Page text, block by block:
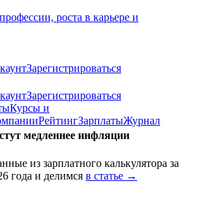
роста в карьере и
Зарегистрироваться
Зарегистрироваться
Курсы и
РейтингЗарплатыЖурнал
медленнее инфляции
из зарплатного калькулятора за
года и делимся в статье →